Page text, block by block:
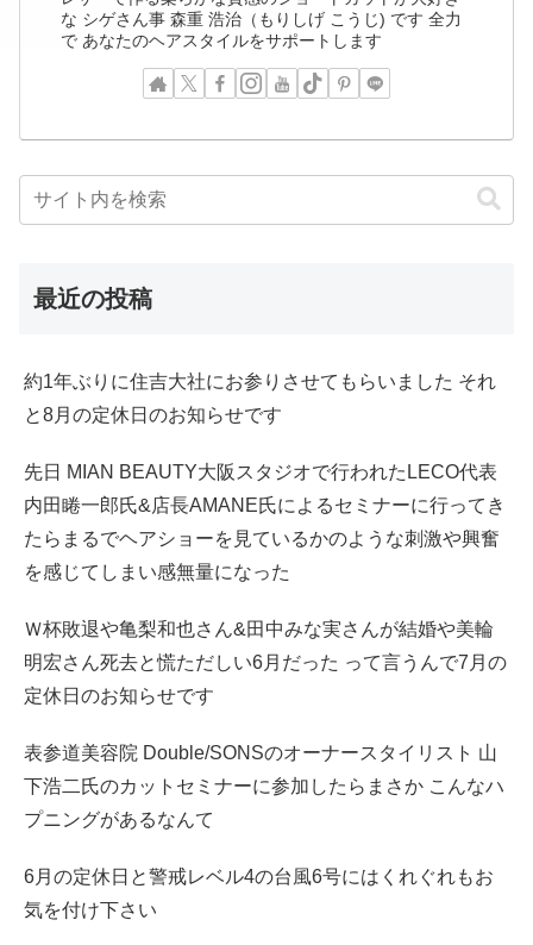
な シゲさん事 森重 浩治（もりしげ こうじ) です 全力
で あなたのヘアスタイルをサポートします
最近の投稿
約1年ぶりに住吉大社にお参りさせてもらいました それ
と8月の定休日のお知らせです
先日 MIAN BEAUTY大阪スタジオで行われたLECO代表
内田睠一郎氏&店長AMANE氏によるセミナーに行ってき
たらまるでヘアショーを見ているかのような刺激や興奮
を感じてしまい感無量になった
Ｗ杯敗退や亀梨和也さん&田中みな実さんが結婚や美輪
明宏さん死去と慌ただしい6月だった って言うんで7月の
定休日のお知らせです
表参道美容院 Double/SONSのオーナースタイリスト 山
下浩二氏のカットセミナーに参加したらまさか こんなハ
プニングがあるなんて
6月の定休日と警戒レベル4の台風6号にはくれぐれもお
気を付け下さい